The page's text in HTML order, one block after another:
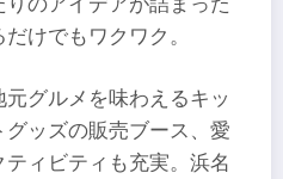
のアイデアが詰まった
けでもワクワク。
グルメを味わえるキッ
ッズの販売ブース、愛
ィビティも充実。浜名